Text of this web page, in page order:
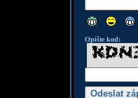
Opište kod: